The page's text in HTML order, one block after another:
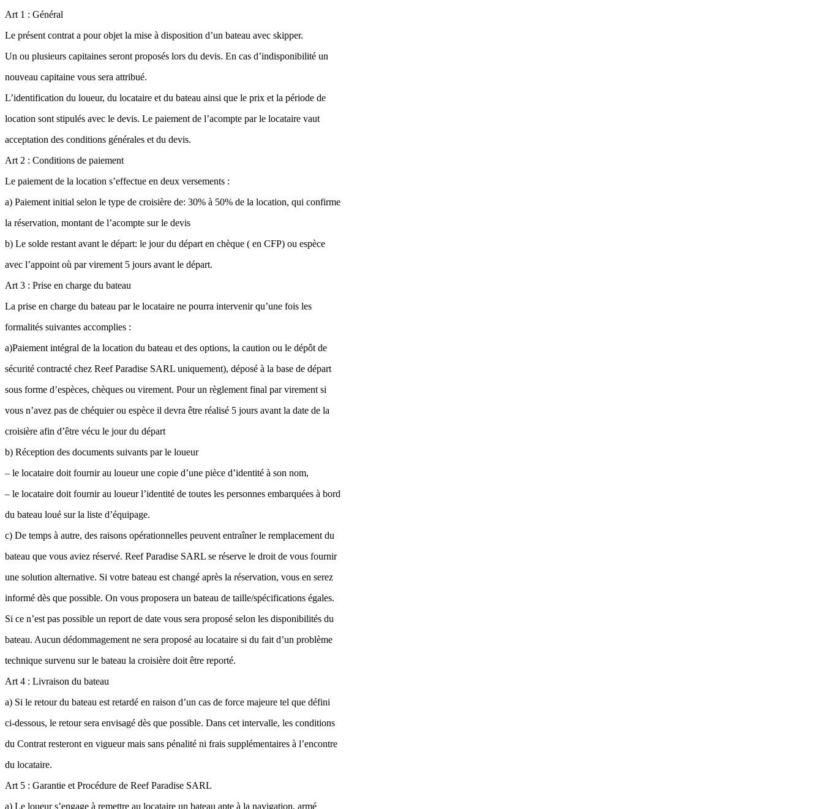
Art 1 : Général
Le présent contrat a pour objet la mise à disposition d’un bateau avec skipper.
Un ou plusieurs capitaines seront proposés lors du devis. En cas d’indisponibilité un
nouveau capitaine vous sera attribué.
L’identification du loueur, du locataire et du bateau ainsi que le prix et la période de
location sont stipulés avec le devis. Le paiement de l’acompte par le locataire vaut
acceptation des conditions générales et du devis.
Art 2 : Conditions de paiement
Le paiement de la location s’effectue en deux versements :
a) Paiement initial selon le type de croisière de: 30% à 50% de la location, qui confirme
la réservation, montant de l’acompte sur le devis
b) Le solde restant avant le départ: le jour du départ en chèque ( en CFP) ou espèce
avec l’appoint où par virement 5 jours avant le départ.
Art 3 : Prise en charge du bateau
La prise en charge du bateau par le locataire ne pourra intervenir qu’une fois les
formalités suivantes accomplies :
a)Paiement intégral de la location du bateau et des options, la caution ou le dépôt de
sécurité contracté chez Reef Paradise SARL uniquement), déposé à la base de départ
sous forme d’espèces, chèques ou virement. Pour un règlement final par virement si
vous n’avez pas de chéquier ou espèce il devra être réalisé 5 jours avant la date de la
croisière afin d’être vécu le jour du départ
b) Réception des documents suivants par le loueur
– le locataire doit fournir au loueur une copie d’une pièce d’identité à son nom,
– le locataire doit fournir au loueur l’identité de toutes les personnes embarquées à bord
du bateau loué sur la liste d’équipage.
c) De temps à autre, des raisons opérationnelles peuvent entraîner le remplacement du
bateau que vous aviez réservé. Reef Paradise SARL se réserve le droit de vous fournir
une solution alternative. Si votre bateau est changé après la réservation, vous en serez
informé dès que possible. On vous proposera un bateau de taille/spécifications égales.
Si ce n’est pas possible un report de date vous sera proposé selon les disponibilités du
bateau. Aucun dédommagement ne sera proposé au locataire si du fait d’un problème
technique survenu sur le bateau la croisière doit être reporté.
Art 4 : Livraison du bateau
a) Si le retour du bateau est retardé en raison d’un cas de force majeure tel que défini
ci-dessous, le retour sera envisagé dès que possible. Dans cet intervalle, les conditions
du Contrat resteront en vigueur mais sans pénalité ni frais supplémentaires à l’encontre
du locataire.
Art 5 : Garantie et Procédure de Reef Paradise SARL
a) Le loueur s’engage à remettre au locataire un bateau apte à la navigation, armé